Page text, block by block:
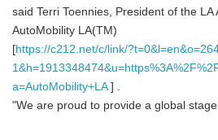
said Terri Toennies, President of the LA
AutoMobility LA(TM)
[https://c212.net/c/link/
a=AutoMobility+LA] .
"We are proud to provide a global